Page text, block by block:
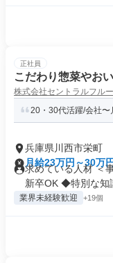
正社員
こだわり惣菜やお
株式会社セントラルフル
20・30代活躍/会社〜
兵庫県川西市栄町
月給23万円～30万
求めている人材 ＜
新卒OK ◆特別な知
業界未経験歓迎 +19個